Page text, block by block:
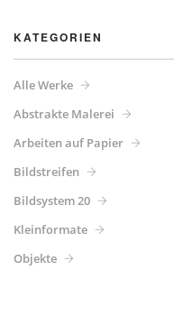
KATEGORIEN
Alle Werke
Abstrakte Malerei
Arbeiten auf Papier
Bildstreifen
Bildsystem 20
Kleinformate
Objekte